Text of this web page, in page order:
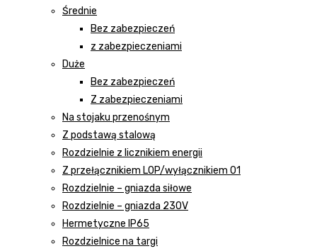
Średnie
Bez zabezpieczeń
z zabezpieczeniami
Duże
Bez zabezpieczeń
Z zabezpieczeniami
Na stojaku przenośnym
Z podstawą stalową
Rozdzielnie z licznikiem energii
Z przełącznikiem LOP/wyłącznikiem 01
Rozdzielnie – gniazda siłowe
Rozdzielnie – gniazda 230V
Hermetyczne IP65
Rozdzielnice na targi